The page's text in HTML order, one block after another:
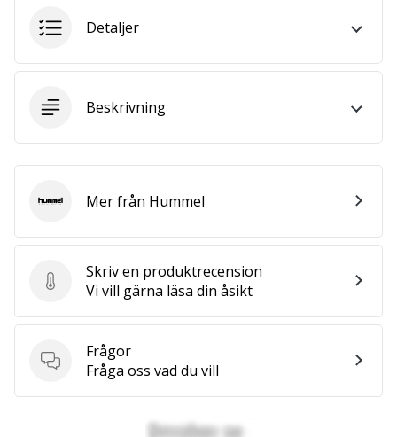
Brand
Ambassador.
Detaljer
Beskrivning
Skriv en produktrecension
Skriv en produktrecension
Vi vill gärna läsa din åsikt
Frågor
Frågor
Fråga oss vad du vill
HummelMer från Hummel